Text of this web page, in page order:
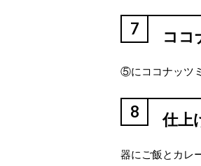
7 ココ
⑤にココナッツ
8 仕上
器にご飯とカレ